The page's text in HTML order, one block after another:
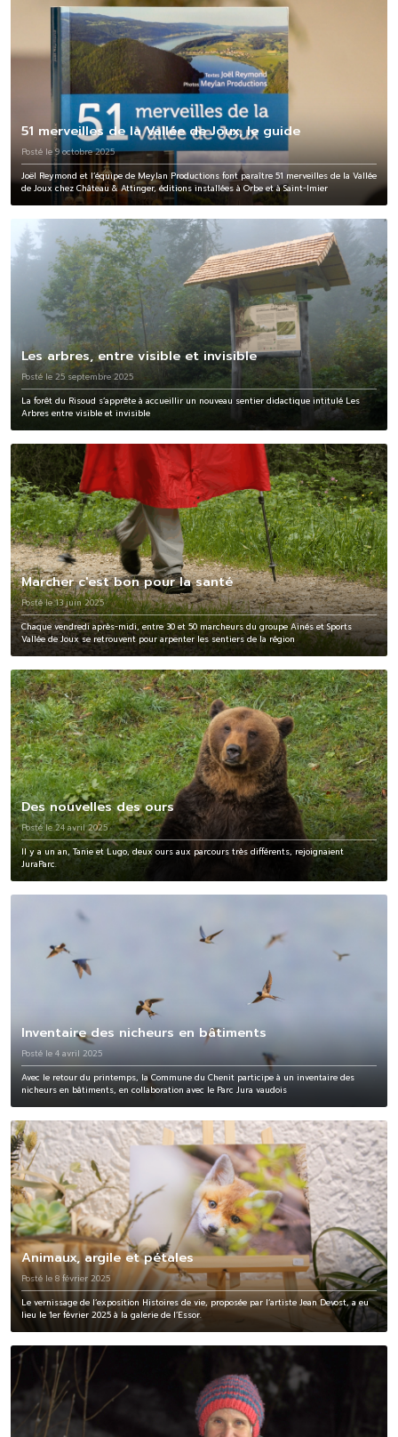
51 merveilles de la Vallée de Joux, le guide
Posté le 9 octobre 2025
Joël Reymond et l’équipe de Meylan Productions font paraître 51 merveilles de la Vallée
de Joux chez Château & Attinger, éditions installées à Orbe et à Saint-Imier
Les arbres, entre visible et invisible
Posté le 25 septembre 2025
La forêt du Risoud s’apprête à accueillir un nouveau sentier didactique intitulé Les
Arbres entre visible et invisible
Marcher c'est bon pour la santé
Posté le 13 juin 2025
Chaque vendredi après-midi, entre 30 et 50 marcheurs du groupe Ainés et Sports
Vallée de Joux se retrouvent pour arpenter les sentiers de la région
Des nouvelles des ours
Posté le 24 avril 2025
Il y a un an, Tanie et Lugo, deux ours aux parcours très différents, rejoignaient
JuraParc.
Inventaire des nicheurs en bâtiments
Posté le 4 avril 2025
Avec le retour du printemps, la Commune du Chenit participe à un inventaire des
nicheurs en bâtiments, en collaboration avec le Parc Jura vaudois
Animaux, argile et pétales
Posté le 8 février 2025
Le vernissage de l’exposition Histoires de vie, proposée par l’artiste Jean Devost, a eu
lieu le 1er février 2025 à la galerie de l’Essor.